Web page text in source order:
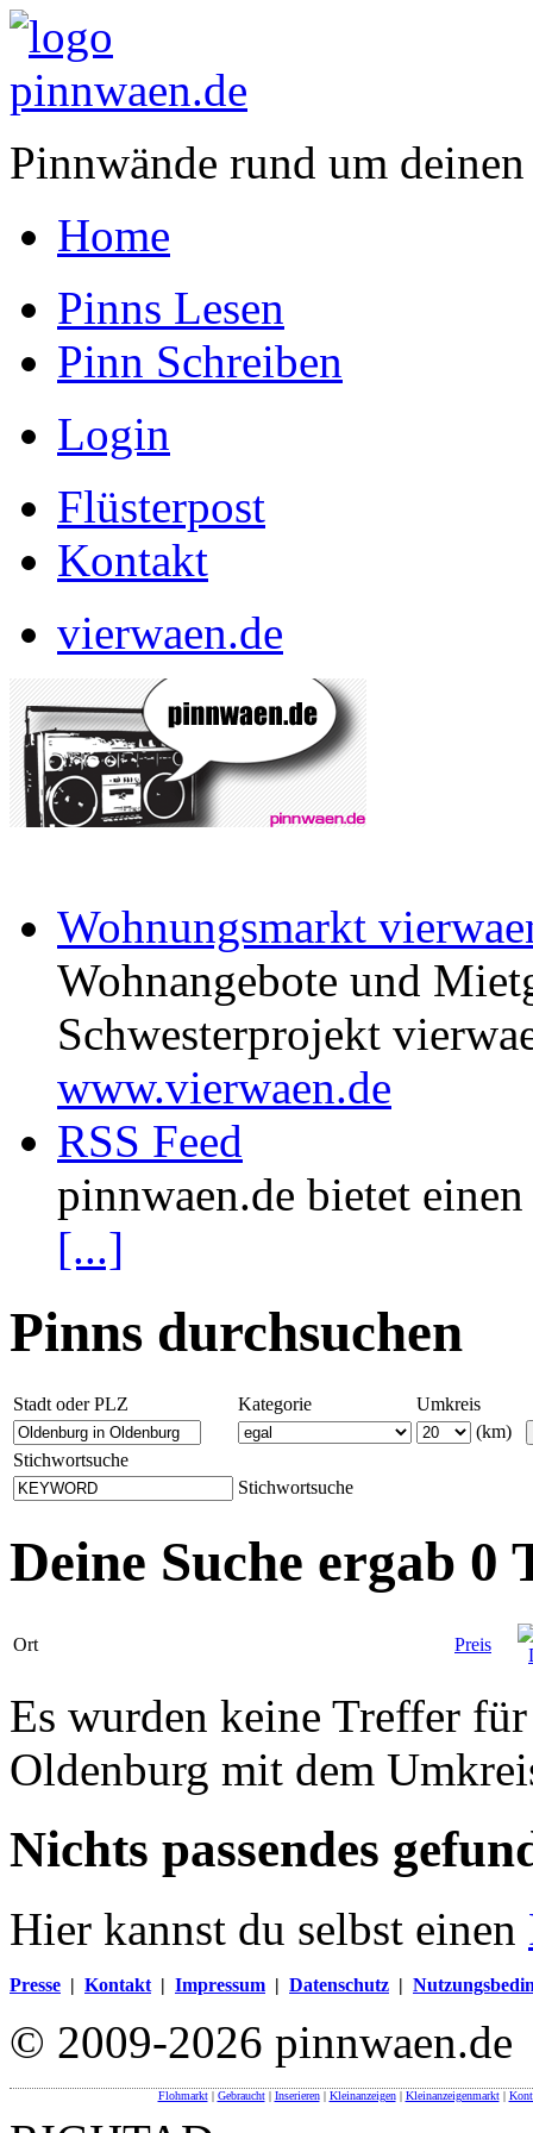
Pinnwände rund um
Home
Pinns Lesen
Pinn Schreiben
Login
Flüsterpost
Kontakt
vierwaen.de
Wohnungsmarkt
Wohnangebote und
Schwesterprojekt
www.vierwaen.de
RSS Feed
pinnwaen.de bietet
[...]
Pinns durchsuchen
Stadt oder PLZ Kategorie
Umkreis
(km)
Stichwortsuche
Stichwortsuche
Deine Suche ergab 0
Ort Preis
Es wurden keine Treffer
Oldenburg mit dem
Nichts passendes
Hier kannst du selbst einen
Presse | Kontakt | Impressum | Datenschutz |
© 2009-2026 pinnwaen.de
Flohmarkt| Gebraucht| Inserieren| Kleinanzeigen| Kleinanzeigenmarkt|